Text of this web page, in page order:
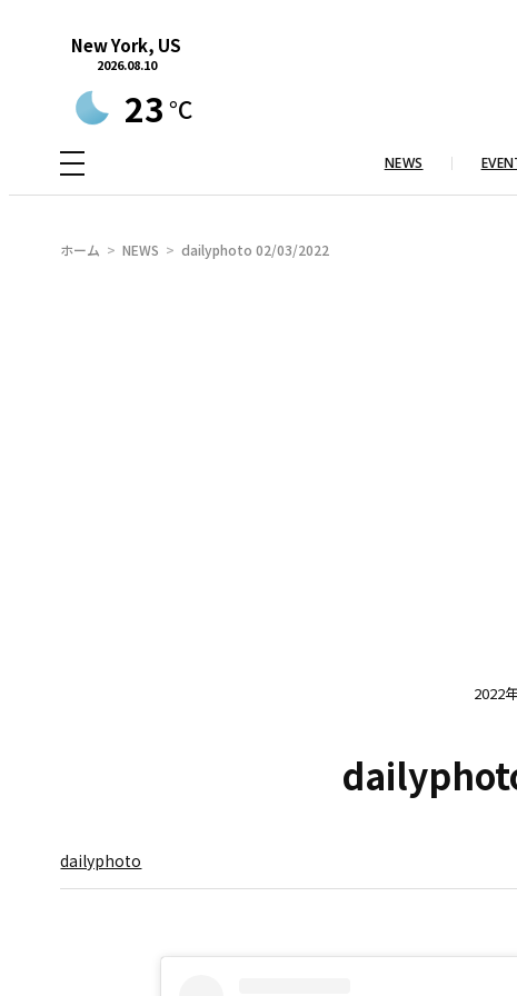
New York, US
2026.08.10
23 °C
NEWS
ホーム NEWS dailyphoto 02/03/2022
2022
dailyphoto